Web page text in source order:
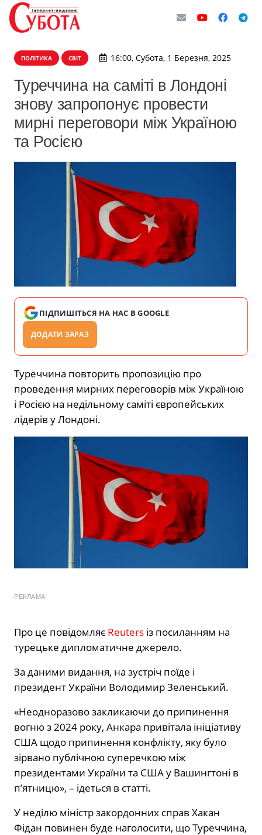
ПОЛІТИКА СВІТ 16:00, Субота, 1 Березня, 2025
Туреччина на саміті в Лондоні
знову запропонує провести
мирні переговори між Україною
та Росією
ПІДПИШІТЬСЯ НА НАС В GOOGLE
ДОДАТИ ЗАРАЗ
Туреччина повторить пропозицію про
проведення мирних переговорів між Україною
і Росією на недільному саміті європейських
лідерів у Лондоні.
РЕКЛАМА
Про це повідомляє Reuters із посиланням на
турецьке дипломатичне джерело.
За даними видання, на зустріч поїде і
президент України Володимир Зеленський.
«Неодноразово закликаючи до припинення
вогню з 2024 року, Анкара привітала ініціативу
США щодо припинення конфлікту, яку було
зірвано публічною суперечкою між
президентами України та США у Вашингтоні в
п’ятницю», – ідеться в статті.
У неділю міністр закордонних справ Хакан
Фідан повинен буде наголосити, що Туреччина,